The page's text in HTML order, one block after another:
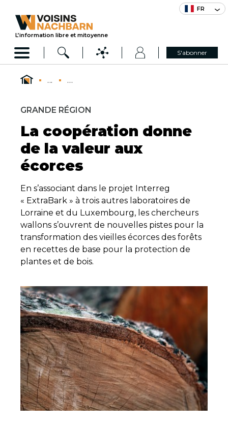
FR
L’information libre et mitoyenne
S'abonner
... ...
GRANDE RÉGION
La coopération donne
de la valeur aux
écorces
En s’associant dans le projet Interreg
« ExtraBark » à trois autres laboratoires de
Lorraine et du Luxembourg, les chercheurs
wallons s’ouvrent de nouvelles pistes pour la
transformation des vieilles écorces des forêts
en recettes de base pour la protection de
plantes et de bois.